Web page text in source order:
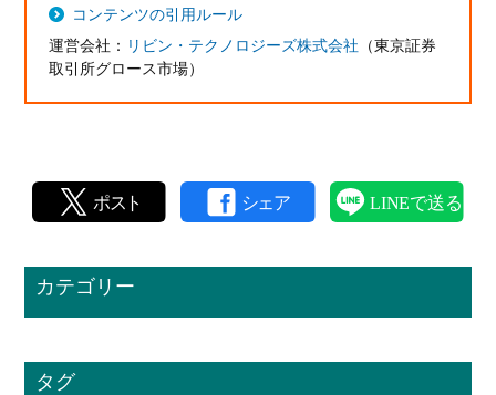
コンテンツの引用ルール
運営会社： リビン・テクノロジーズ株式会社 （東京証券
取引所グロース市場）
カテゴリー
タグ